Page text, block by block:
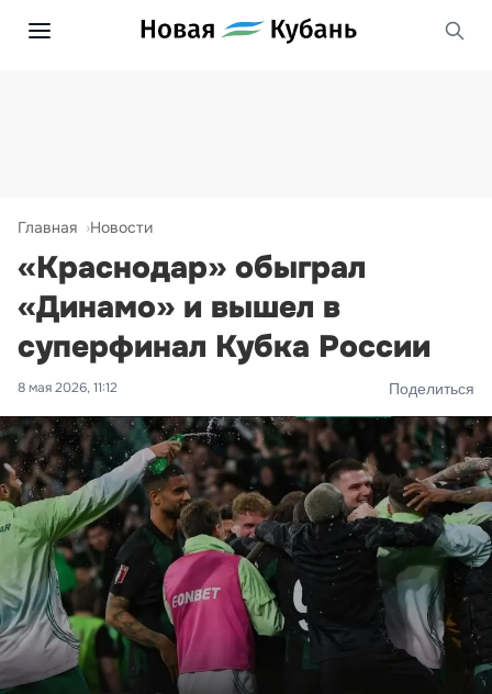
Главная Новости
«Краснодар» обыграл
«Динамо» и вышел в
суперфинал Кубка России
8 мая 2026, 11:12 Поделиться